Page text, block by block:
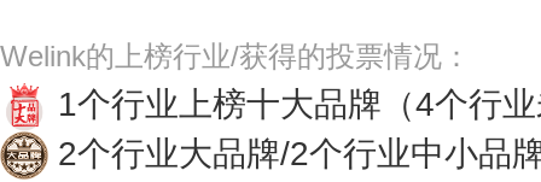
Welink的上榜行业/获得的投票情况：
1个行业上榜十大品牌 （4个行
2个行业大品牌/2个行业中小品